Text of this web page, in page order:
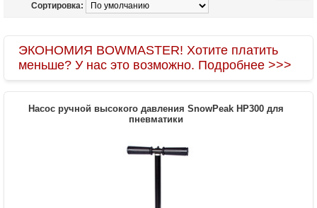
Сортировка:
ЭКОНОМИЯ BOWMASTER! Хотите платить
меньше? У нас это возможно. Подробнее >>>
Насос ручной высокого давления SnowPeak HP300 для
пневматики